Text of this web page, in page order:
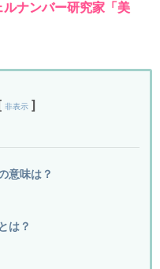
ルナンバー研究家「美
非表示 ]
意味は？
は？